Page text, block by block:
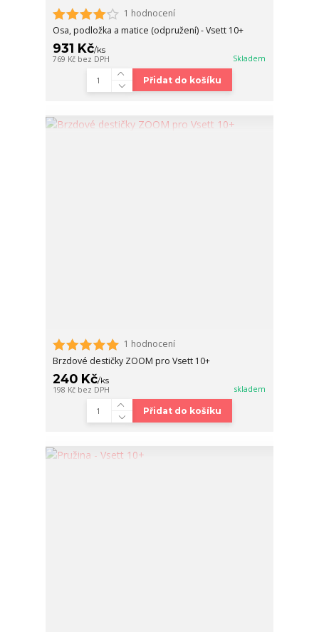
1 hodnocení
Osa, podložka a matice (odpružení) - Vsett 10+
931 Kč/ks
769 Kč bez DPH Skladem
Přidat do košíku
1 hodnocení
Brzdové destičky ZOOM pro Vsett 10+
240 Kč/ks
198 Kč bez DPH skladem
Přidat do košíku